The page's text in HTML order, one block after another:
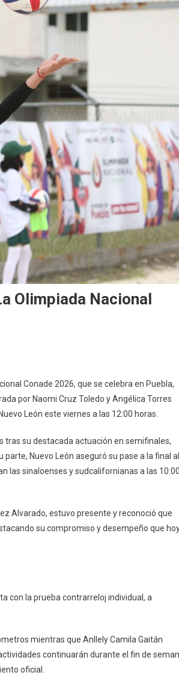
Olimpiada Nacional
Conade 2026, que se celebra en Puebla,
por Naomi Cruz Toledo y Angélica Torres
León este viernes a las 12:00 horas.
tras su destacada actuación en semifinales,
Nuevo León aseguró su pase a la final al
las sinaloenses y sudcalifornianas a las
Alvarado, estuvo presente y reconoció que
su compromiso y desempeño que
con la prueba contrarreloj individual, a
mientras que Anllely Camila Gaitán
continuarán durante el fin de
oficial.